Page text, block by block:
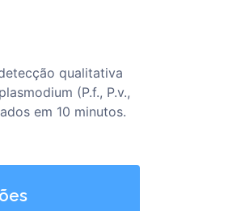
qualitativa
(P.f., P.v.,
em 10 minutos.